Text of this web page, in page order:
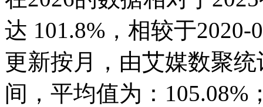
达 101.8%，相较于
更新按月，由艾媒数聚统
间，平均值为：